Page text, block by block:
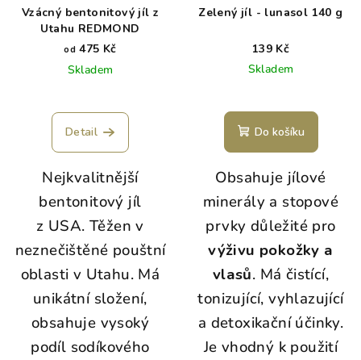
Vzácný bentonitový jíl z
Utahu REDMOND
od 475 Kč
Skladem
Detail
Nejkvalitnější
bentonitový jíl
z USA. Těžen v
neznečištěné pouštní
oblasti v Utahu. Má
unikátní složení,
obsahuje vysoký
podíl sodíkového
Zelený jíl - lunasol 140 g
139 Kč
Skladem
Do košíku
Obsahuje jílové
minerály a stopové
prvky důležité pro
výživu pokožky a
vlasů. Má čistící,
tonizující, vyhlazující
a detoxikační účinky.
Je vhodný k použití